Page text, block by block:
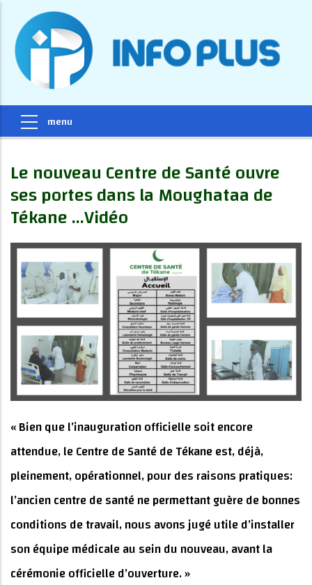
Le nouveau Centre de Santé ouvre
ses portes dans la Moughataa de
Tékane ...Vidéo
« Bien que l’inauguration officielle soit encore
attendue, le Centre de Santé de Tékane est, déjà,
pleinement, opérationnel, pour des raisons pratiques:
l’ancien centre de santé ne permettant guère de bonnes
conditions de travail, nous avons jugé utile d’installer
son équipe médicale au sein du nouveau, avant la
cérémonie officielle d’ouverture. »